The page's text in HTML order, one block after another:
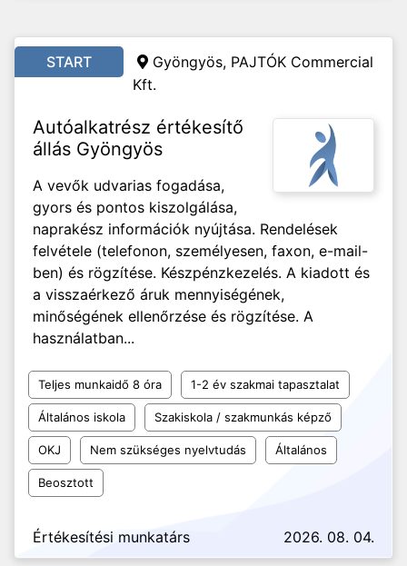
START
Gyöngyös, PAJTÓK Commercial
Kft.
Autóalkatrész értékesítő
állás Gyöngyös
A vevők udvarias fogadása,
gyors és pontos kiszolgálása,
naprakész információk nyújtása. Rendelések
felvétele (telefonon, személyesen, faxon, e-mail-
ben) és rögzítése. Készpénzkezelés. A kiadott és
a visszaérkező áruk mennyiségének,
minőségének ellenőrzése és rögzítése. A
használatban...
Teljes munkaidő 8 óra 1-2 év szakmai tapasztalat
Általános iskola Szakiskola / szakmunkás képző
OKJ Nem szükséges nyelvtudás Általános
Beosztott
Értékesítési munkatárs 2026. 08. 04.